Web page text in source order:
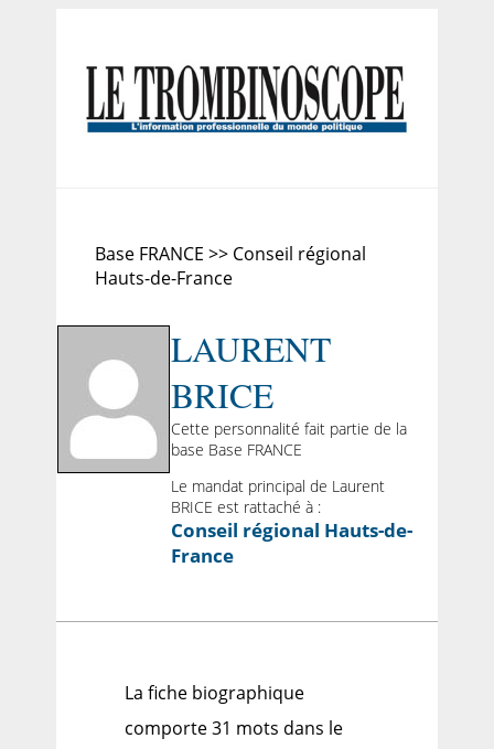
Base FRANCE >> Conseil régional
Hauts-de-France
LAURENT
BRICE
Cette personnalité fait partie de la
base Base FRANCE
Le mandat principal de Laurent
BRICE est rattaché à :
Conseil régional Hauts-de-
France
La fiche biographique
comporte 31 mots dans le